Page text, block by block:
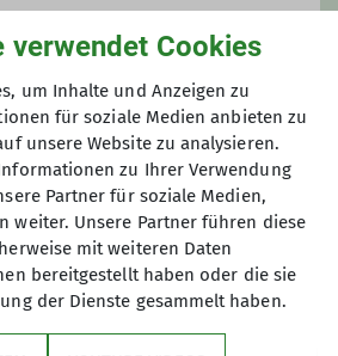
verwendet Cookies
um Inhalte und Anzeigen zu
für soziale Medien anbieten zu
unsere Website zu analysieren.
zu Ihrer Verwendung
Partner für soziale Medien,
weiter. Unsere Partner führen diese
mit weiteren Daten
bereitgestellt haben oder die sie
der Dienste gesammelt haben.